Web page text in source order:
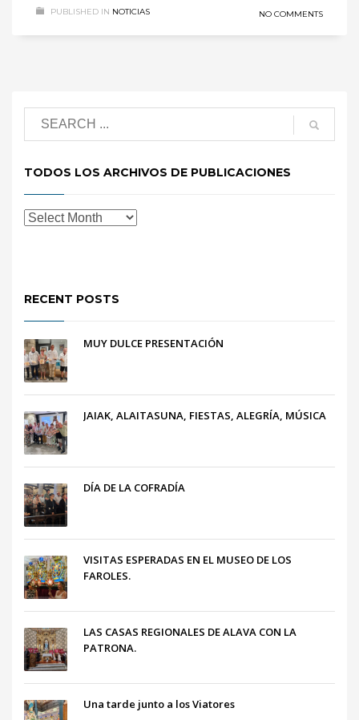
PUBLISHED IN NOTICIAS NO COMMENTS
TODOS LOS ARCHIVOS DE PUBLICACIONES
RECENT POSTS
MUY DULCE PRESENTACIÓN
JAIAK, ALAITASUNA, FIESTAS, ALEGRÍA, MÚSICA
DÍA DE LA COFRADÍA
VISITAS ESPERADAS EN EL MUSEO DE LOS
FAROLES.
LAS CASAS REGIONALES DE ALAVA CON LA
PATRONA.
Una tarde junto a los Viatores